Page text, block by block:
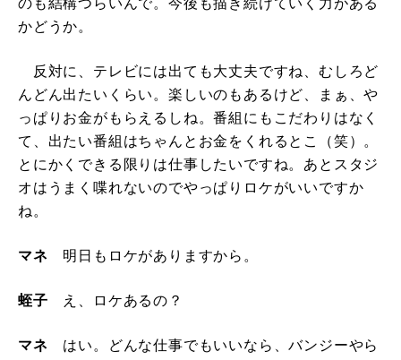
のも結構つらいんで。今後も描き続けていく力がある
かどうか。
反対に、テレビには出ても大丈夫ですね、むしろど
んどん出たいくらい。楽しいのもあるけど、まぁ、や
っぱりお金がもらえるしね。番組にもこだわりはなく
て、出たい番組はちゃんとお金をくれるとこ（笑）。
とにかくできる限りは仕事したいですね。あとスタジ
オはうまく喋れないのでやっぱりロケがいいですか
ね。
マネ 明日もロケがありますから。
蛭子 え、ロケあるの？
マネ はい。どんな仕事でもいいなら、バンジーやら